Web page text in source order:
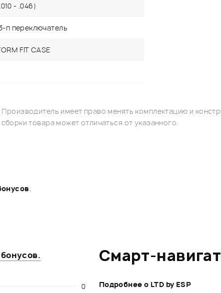
- .046)
п переключатель
FIT CASE
Производитель имеет право менять комплектацию и
сборки товара может отличаться от указанного.
.
бонусов.
0
Смарт-
Подробнее о LTD by ESP